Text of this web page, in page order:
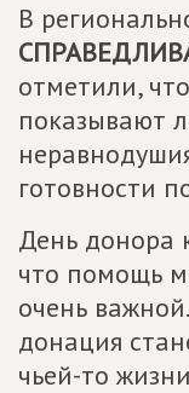
В
отметили,
показывают
готовности
День донора
что помощь
очень
донация
чьей-то